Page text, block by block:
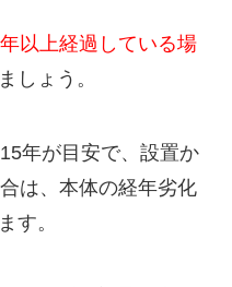
以上経過している場
しょう。
年が目安で、設置か
は、本体の経年劣化
す。